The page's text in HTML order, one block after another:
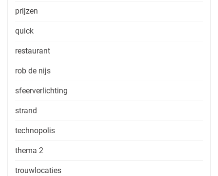
prijzen
quick
restaurant
rob de nijs
sfeerverlichting
strand
technopolis
thema 2
trouwlocaties